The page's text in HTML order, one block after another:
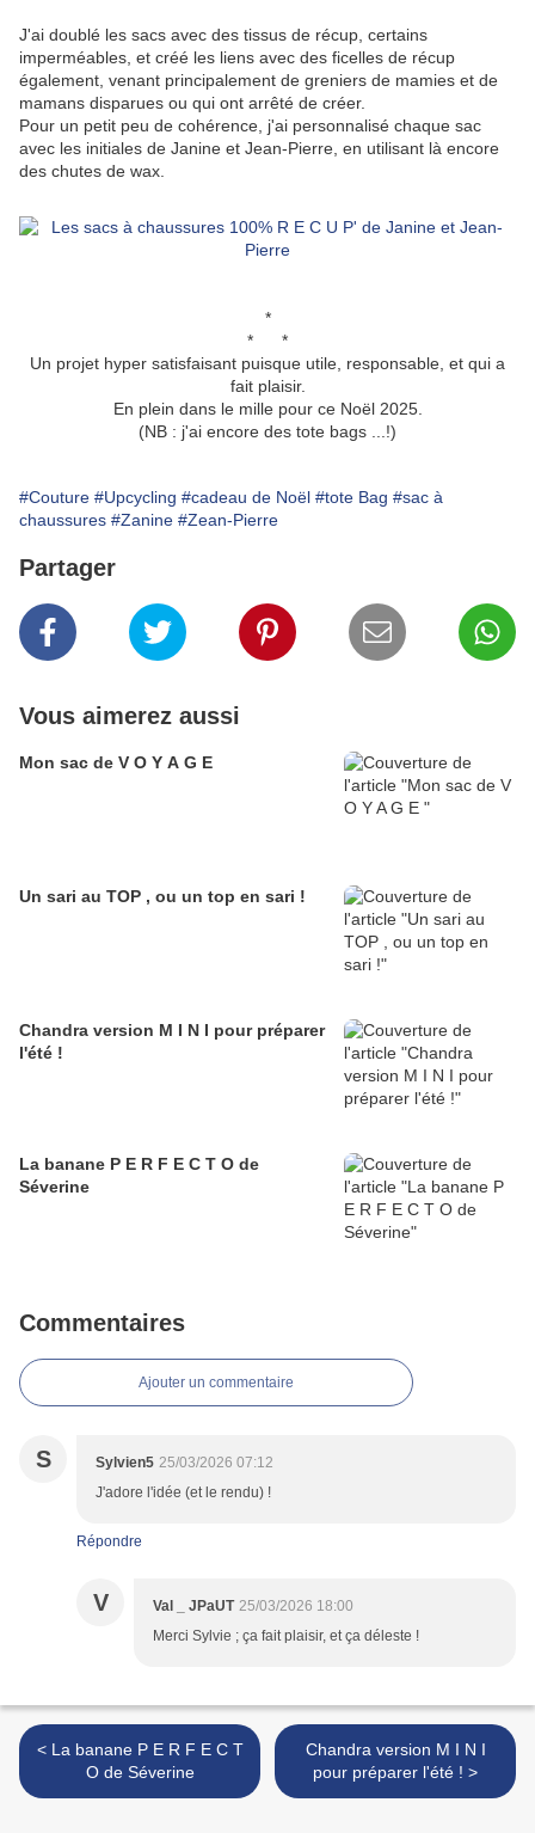
J'ai doublé les sacs avec des tissus de récup, certains
imperméables, et créé les liens avec des ficelles de récup
également, venant principalement de greniers de mamies et de
mamans disparues ou qui ont arrêté de créer.
Pour un petit peu de cohérence, j'ai personnalisé chaque sac
avec les initiales de Janine et Jean-Pierre, en utilisant là encore
des chutes de wax.
*
* *
Un projet hyper satisfaisant puisque utile, responsable, et qui a
fait plaisir.
En plein dans le mille pour ce Noël 2025.
(NB : j'ai encore des tote bags ...!)
#Couture #Upcycling #cadeau de Noël #tote Bag #sac à
chaussures #Zanine #Zean-Pierre
Partager
Vous aimerez aussi
Mon sac de V O Y A G E
Un sari au TOP , ou un top en sari !
Chandra version M I N I pour préparer
l'été !
La banane P E R F E C T O de
Séverine
Commentaires
Ajouter un commentaire
S Sylvien5 25/03/2026 07:12
J'adore l'idée (et le rendu) !
Répondre
V Val _ JPaUT 25/03/2026 18:00
Merci Sylvie ; ça fait plaisir, et ça déleste !
< La banane P E R F E C T
O de Séverine
Chandra version M I N I
pour préparer l'été ! >